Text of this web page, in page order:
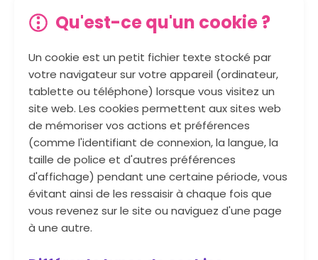
Qu'est-ce qu'un cookie ?
Un cookie est un petit fichier texte stocké par
votre navigateur sur votre appareil (ordinateur,
tablette ou téléphone) lorsque vous visitez un
site web. Les cookies permettent aux sites web
de mémoriser vos actions et préférences
(comme l'identifiant de connexion, la langue, la
taille de police et d'autres préférences
d'affichage) pendant une certaine période, vous
évitant ainsi de les ressaisir à chaque fois que
vous revenez sur le site ou naviguez d'une page
à une autre.